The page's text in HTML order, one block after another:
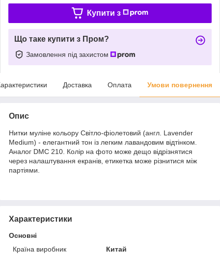
Купити з
Що таке купити з Пром?
Замовлення під захистом
Доставка Оплата Умови повернення
Опис
Нитки муліне кольору Світло-фіолетовий (англ. Lavender
Medium) - елегантний тон із легким лавандовим відтінком.
Аналог DMC 210. Колір на фото може дещо відрізнятися
через налаштування екранів, етикетка може різнитися між
партіями.
Характеристики
Основні
Країна виробник
Китай